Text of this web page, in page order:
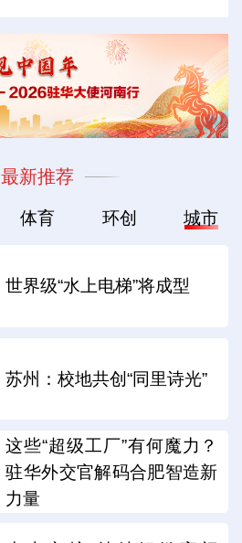
最新推荐
体育 环创 城市
世界级“水上电梯”将成型
苏州：校地共创“同里诗光”
这些“超级工厂”有何魔力？
驻华外交官解码合肥智造新
力量